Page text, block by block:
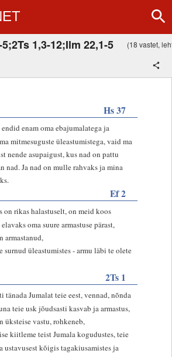
1,3-12;Ilm 22,1-5 (18 vastet,
Hs 37
enam oma ebajumalatega ja
mitmesuguste üleastumistega, vaid ma
nende asupaigust, kus nad on pattu
nad. Ja nad on mulle rahvaks ja mina
Ef 2
on rikas halastuselt, on meid koos
oma suure armastuse pärast,
armastanud,
üleastumistes - armu läbi te olete
2Ts 1
Jumalat teie eest, vennad, nõnda
teie usk jõudsasti kasvab ja armastus,
üksteise vastu, rohkeneb,
kiitleme teist Jumala kogudustes, teie
ustavusest kõigis tagakiusamistes ja